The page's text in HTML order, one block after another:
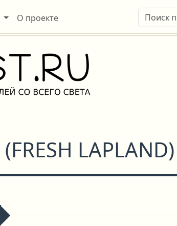
О проекте
(FRESH LAPLAND)